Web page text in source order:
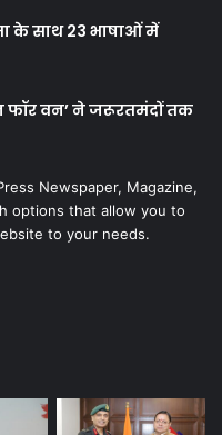
के साथ 23 भाषाओं में
फॉर वन’ ने जरूरतमंदों तक
Newspaper, Magazine,
options that allow you to
to your needs.